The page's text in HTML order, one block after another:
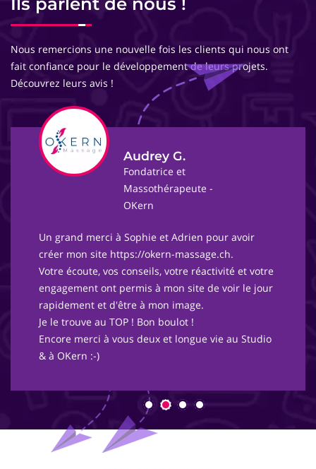
Nous remercions une nouvelle fois les clients qui nous ont
fait confiance pour le développement de leurs projets.
Découvrez leurs avis !
Audrey G.
Fondatrice et
Massothérapeute -
OKern
Un grand merci à Sophie et Adrien pour avoir
créer mon site https://okern-massage.ch.
Votre écoute, vos conseils, votre réactivité et votre
engagement ont permis à mon site de voir le jour
rapidement et d'être à mon image.
Je le trouve au TOP ! Bon boulot !
Encore merci à vous deux et longue vie au Studio
& à OKern :-)